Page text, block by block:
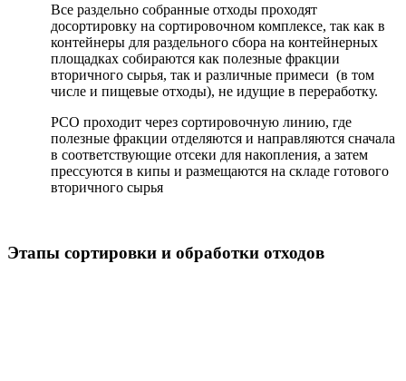
Все раздельно собранные отходы проходят
досортировку на сортировочном комплексе, так как в
контейнеры для раздельного сбора на контейнерных
площадках собираются как полезные фракции
вторичного сырья, так и различные примеси (в том
числе и пищевые отходы), не идущие в переработку.
РСО проходит через сортировочную линию, где
полезные фракции отделяются и направляются сначала
в соответствующие отсеки для накопления, а затем
прессуются в кипы и размещаются на складе готового
вторичного сырья
Этапы сортировки и обработки отходов